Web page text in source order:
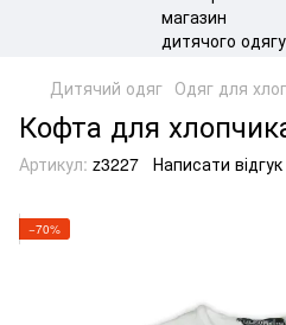
Дитячий одяг Одяг для
Кофта для
Артикул: z3227 Написати відгук
−70%